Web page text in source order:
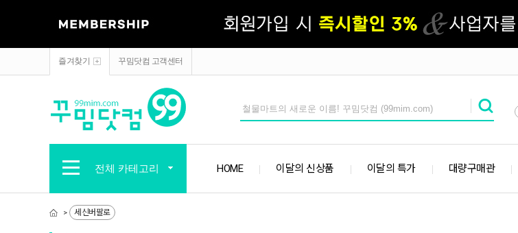
즐겨찾기 꾸밈닷컴 고객센터
전체 카테고리 HOME 이달의 신상품 이달의 특가 대량구매관
> 세신버팔로